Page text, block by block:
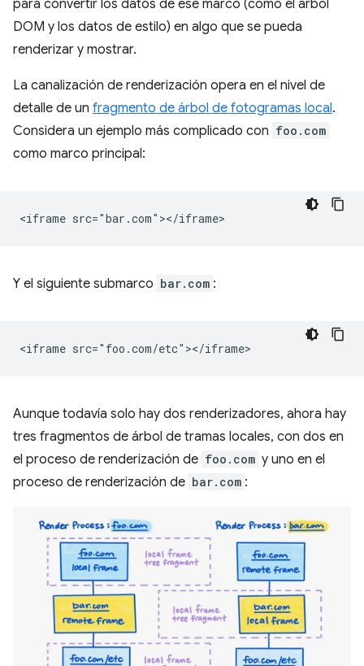
para convertir los datos de ese marco (como el árbol
DOM y los datos de estilo) en algo que se pueda
renderizar y mostrar.
La canalización de renderización opera en el nivel de
detalle de un fragmento de árbol de fotogramas local.
Considera un ejemplo más complicado con foo.com
como marco principal:
Y el siguiente submarco bar.com :
Aunque todavía solo hay dos renderizadores, ahora hay
tres fragmentos de árbol de tramas locales, con dos en
el proceso de renderización de foo.com y uno en el
proceso de renderización de bar.com :